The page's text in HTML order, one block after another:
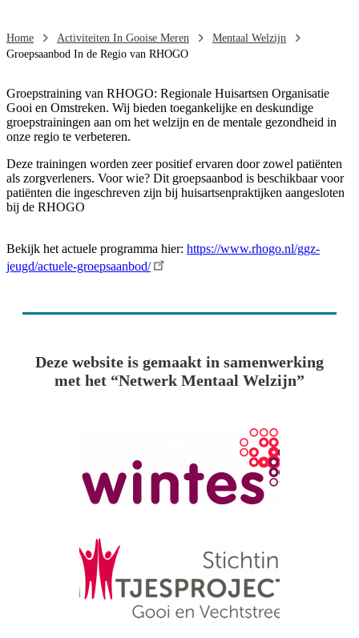
Home Activiteiten In Gooise Meren
Mentaal Welzijn
Groepsaanbod In de Regio van RHOGO
Groepstraining van RHOGO: Regionale Huisartsen Organisatie
Gooi en Omstreken. Wij bieden toegankelijke en deskundige
groepstrainingen aan om het welzijn en de mentale gezondheid in
onze regio te verbeteren.
Deze trainingen worden zeer positief ervaren door zowel patiënten
als zorgverleners. Voor wie? Dit groepsaanbod is beschikbaar voor
patiënten die ingeschreven zijn bij huisartsenpraktijken aangesloten
bij de RHOGO
Bekijk het actuele programma hier: https://www.rhogo.nl/ggz-
jeugd/actuele-groepsaanbod/
Deze website is gemaakt in samenwerking
met het “Netwerk Mentaal Welzijn”